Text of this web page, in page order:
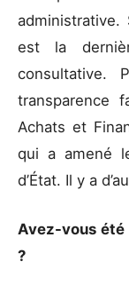
administrative.
est la
consultative.
transparence
Achats et
qui a amené
d’État. Il y a
Avez-vous
?